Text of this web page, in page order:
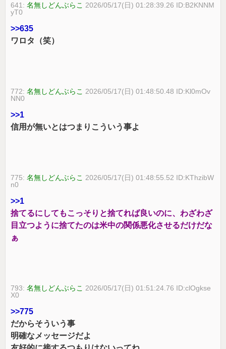
641:名無しどんぶらこ 2026/05/17(日) 01:28:39.26 ID:B2KNNM
yT0
>>635
ワロタ（笑）
772:名無しどんぶらこ 2026/05/17(日) 01:48:50.48 ID:Kl0mOv
NN0
>>1
信用が無いとはつまりこういう事よ
775:名無しどんぶらこ 2026/05/17(日) 01:48:55.52 ID:KThzibW
n0
>>1
捨てるにしてもこっそりと捨てれば良いのに、わざわざ
目立つように捨てたのは米中の関係悪化させるだけだな
ぁ
793:名無しどんぶらこ 2026/05/17(日) 01:51:24.76 ID:clOgkse
X0
>>775
だからそういう事
明確なメッセージだよ